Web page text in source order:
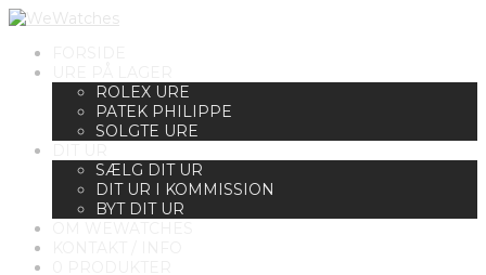
ROLEX URE
PATEK PHILIPPE
SOLGTE URE
SÆLG DIT UR
DIT UR I KOMMISSION
BYT DIT UR